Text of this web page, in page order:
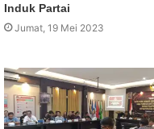
Induk Partai
Jumat, 19 Mei 2023